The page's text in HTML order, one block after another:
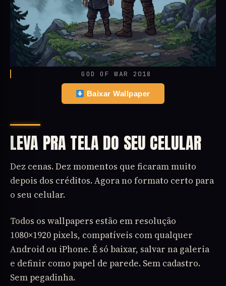
GOD OF WAR 2018
Baixar Wallpaper
LEVA PRA TELA DO SEU CELULAR
Dez cenas. Dez momentos que ficaram muito
depois dos créditos. Agora no formato certo para
o seu celular.
Todos os wallpapers estão em resolução
1080×1920 pixels, compatíveis com qualquer
Android ou iPhone. É só baixar, salvar na galeria
e definir como papel de parede. Sem cadastro.
Sem pegadinha.